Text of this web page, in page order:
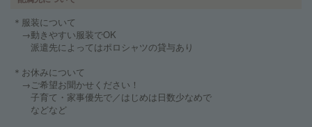
＊服装について
→動きやすい服装でOK
派遣先によってはポロシャツの貸与あり
＊お休みについて
→ご希望お聞かせください！
子育て・家事優先で／はじめは日数少なめで
などなど